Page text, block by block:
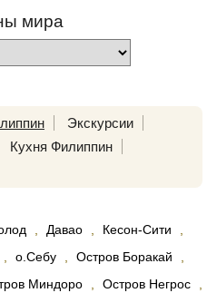
мира
Экскурсии
Кухня Филиппин
Давао Кесон-Сити
о.Себу Остров Боракай
Миндоро Остров Негрос